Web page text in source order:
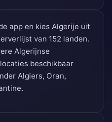
app en kies Algerije uit
van 152 landen.
Algerijnse
beschikbaar
Algiers, Oran,